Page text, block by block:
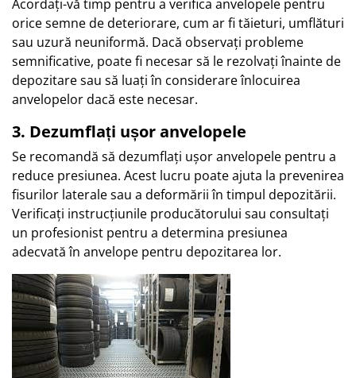
Acordați-vă timp pentru a verifica anvelopele pentru
orice semne de deteriorare, cum ar fi tăieturi, umflături
sau uzură neuniformă. Dacă observați probleme
semnificative, poate fi necesar să le rezolvați înainte de
depozitare sau să luați în considerare înlocuirea
anvelopelor dacă este necesar.
3. Dezumflați ușor anvelopele
Se recomandă să dezumflați ușor anvelopele pentru a
reduce presiunea. Acest lucru poate ajuta la prevenirea
fisurilor laterale sau a deformării în timpul depozitării.
Verificați instrucțiunile producătorului sau consultați
un profesionist pentru a determina presiunea
adecvată în anvelope pentru depozitarea lor.